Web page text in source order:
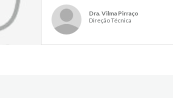
Dra. Vilma Pirraço
Direção Técnica